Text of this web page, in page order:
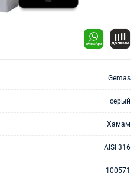
Gemas
серый
Хамам
AISI 316
100571